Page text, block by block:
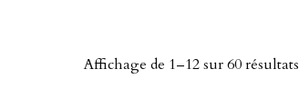
Affichage de 1–12 sur 60 résultats